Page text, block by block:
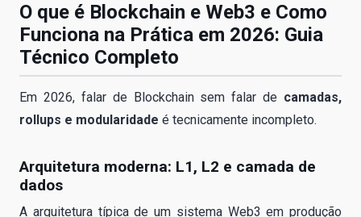
O que é Blockchain e Web3 e Como
Funciona na Prática em 2026: Guia
Técnico Completo
Em 2026, falar de Blockchain sem falar de camadas,
rollups e modularidade é tecnicamente incompleto.
Arquitetura moderna: L1, L2 e camada de
dados
A arquitetura típica de um sistema Web3 em produção